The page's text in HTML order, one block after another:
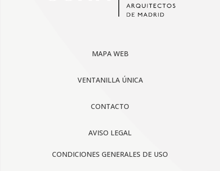
MAPA WEB
VENTANILLA ÚNICA
CONTACTO
AVISO LEGAL
CONDICIONES GENERALES DE USO